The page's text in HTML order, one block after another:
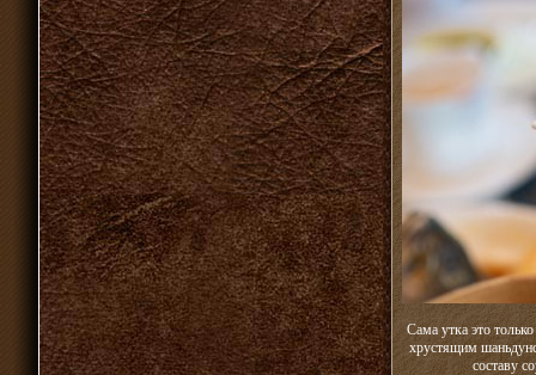
Сама утка это
хрустящим
составу